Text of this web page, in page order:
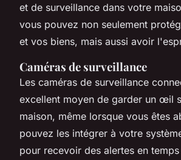
et de surveillance dans votre
vous pouvez non seulement
et vos biens, mais aussi avoir
Caméras de surveillance
Les caméras de surveillance
excellent moyen de garder un œil
maison, même lorsque vous êtes
pouvez les intégrer à votre
pour recevoir des alertes en